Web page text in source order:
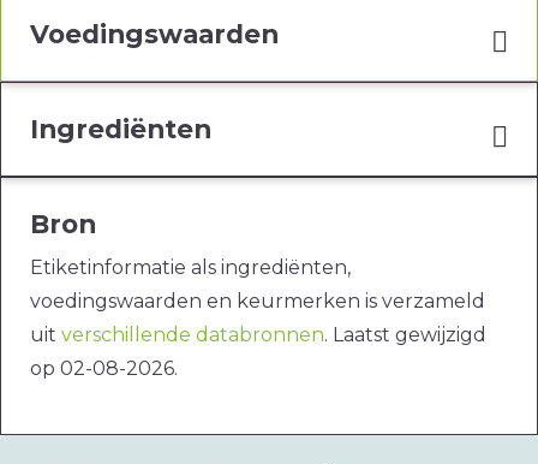
Voedingswaarden
Ingrediënten
Bron
Etiketinformatie als ingrediënten,
voedingswaarden en keurmerken is verzameld
uit verschillende databronnen. Laatst gewijzigd
op 02-08-2026.